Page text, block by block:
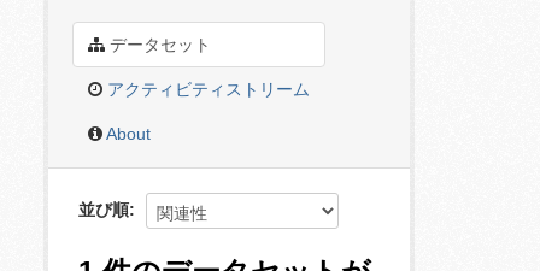
データセット
アクティビティストリーム
About
並び順